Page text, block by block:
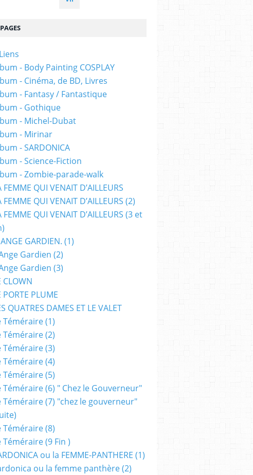
PAGES
- Body Painting COSPLAY
- Cinéma, de BD, Livres
- Fantasy / Fantastique
- Gothique
- Michel-Dubat
- Mirinar
- SARDONICA
- Science-Fiction
- Zombie-parade-walk
FEMME QUI VENAIT D’AILLEURS
FEMME QUI VENAIT D’AILLEURS (2)
FEMME QUI VENAIT D’AILLEURS (3 et
GARDIEN. (1)
Gardien (2)
Gardien (3)
CLOWN
PORTE PLUME
QUATRES DAMES ET LE VALET
Téméraire (1)
Téméraire (2)
Téméraire (3)
Téméraire (4)
Téméraire (5)
Téméraire (6) " Chez le Gouverneur"
Téméraire (7) "chez le gouverneur"
Téméraire (8)
Téméraire (9 Fin )
ou la FEMME-PANTHERE (1)
ou la femme panthère (2)